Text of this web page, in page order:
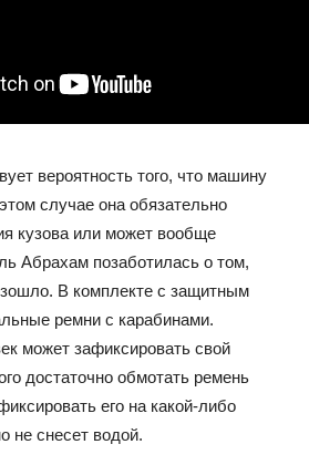
вероятность того, что машину
случае она обязательно
кузова или может вообще
Абрахам позаботилась о том,
В комплекте с защитным
ремни с карабинами.
может зафиксировать свой
достаточно обмотать ремень
его на какой-либо
не снесет водой.